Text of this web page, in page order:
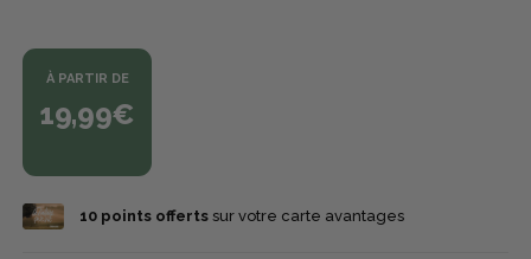
pour vos sorties en extérieur, vos balades en pleine nature ou
facilement s'accorder avec n'importe quel look et vous
apportera un véritable confort.
À PARTIR DE
19,99€
10points offertssur votre carte avantages